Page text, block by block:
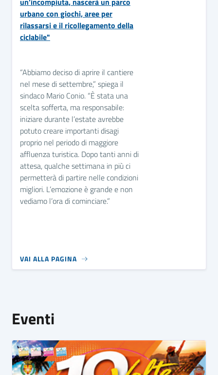
urbano con giochi, aree per
rilassarsi e il ricollegamento della
ciclabile"
“Abbiamo deciso di aprire il cantiere
nel mese di settembre,” spiega il
sindaco Mario Conio. “È stata una
scelta sofferta, ma responsabile:
iniziare durante l’estate avrebbe
potuto creare importanti disagi
proprio nel periodo di maggiore
affluenza turistica. Dopo tanti anni di
attesa, qualche settimana in più ci
permetterà di partire nelle condizioni
migliori. L’emozione è grande e non
vediamo l’ora di cominciare.”
VAI ALLA PAGINA
Eventi